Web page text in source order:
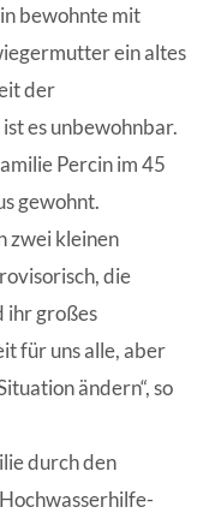
bewohnte mit
ein altes
der
es unbewohnbar.
Percin im 45
gewohnt.
zwei kleinen
die
ihr großes
für uns alle, aber
ändern“, so
durch den